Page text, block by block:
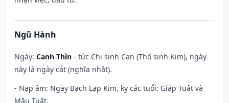
Ngũ Hành
Ngày: Canh Thìn - tức Chi sinh Can (Thổ sinh Kim), ngày
này là ngày cát (nghĩa nhật).
- Nạp âm: Ngày Bạch Lạp Kim, kỵ các tuổi: Giáp Tuất và
Mậu Tuất.